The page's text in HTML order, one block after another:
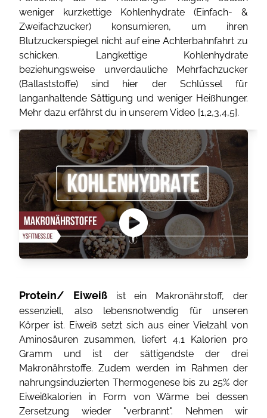
weniger kurzkettige Kohlenhydrate (Einfach- &
Zweifachzucker) konsumieren, um ihren
Blutzuckerspiegel nicht auf eine Achterbahnfahrt zu
schicken. Langkettige Kohlenhydrate
beziehungsweise unverdauliche Mehrfachzucker
(Ballaststoffe) sind hier der Schlüssel für
langanhaltende Sättigung und weniger Heißhunger.
Mehr dazu erfährst du in unserem Video [1,2,3,4,5].
Protein/ Eiweißist ein Makronährstoff, der
essenziell, also lebensnotwendig für unseren
Körper ist. Eiweiß setzt sich aus einer Vielzahl von
Aminosäuren zusammen, liefert 4,1 Kalorien pro
Gramm und ist der sättigendste der drei
Makronährstoffe. Zudem werden im Rahmen der
nahrungsinduzierten Thermogenese bis zu 25% der
Eiweißkalorien in Form von Wärme bei dessen
Zersetzung wieder "verbrannt". Nehmen wir